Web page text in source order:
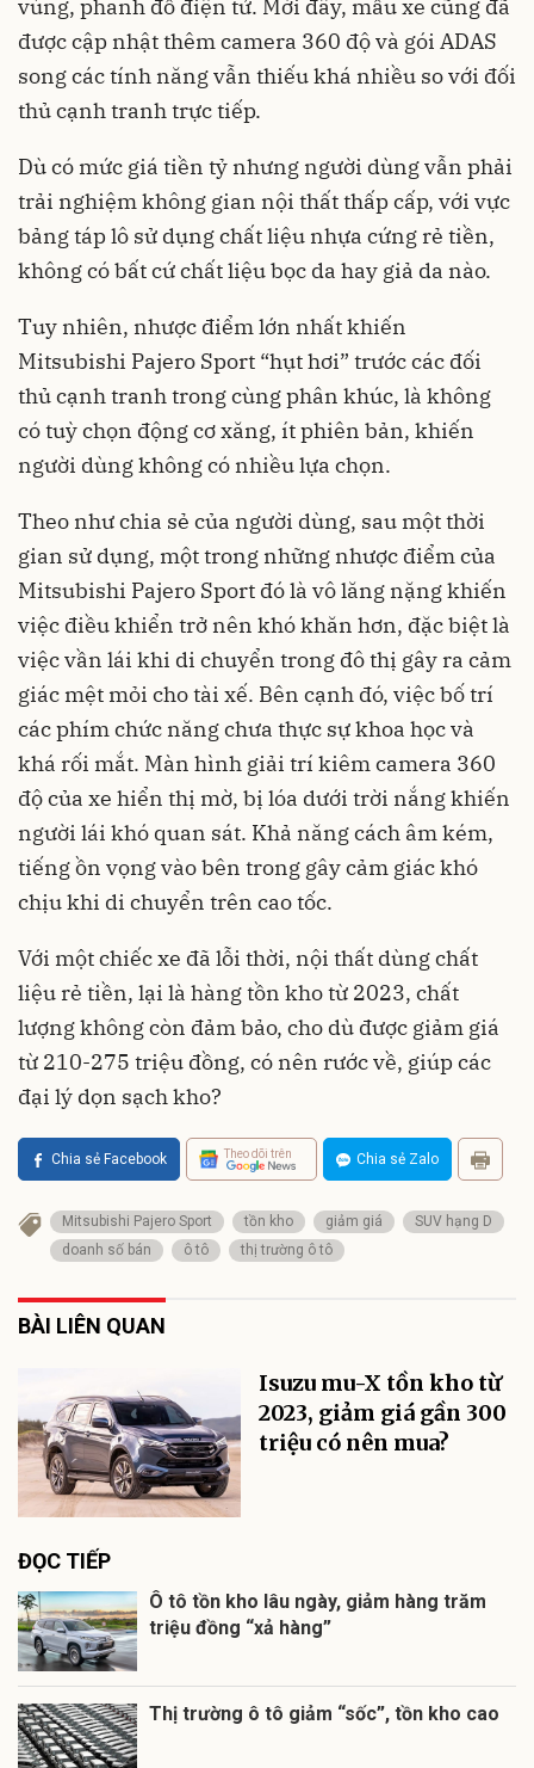
vùng, phanh đỗ điện tử. Mới đây, mẫu xe cũng đã
được cập nhật thêm camera 360 độ và gói ADAS
song các tính năng vẫn thiếu khá nhiều so với đối
thủ cạnh tranh trực tiếp.
Dù có mức giá tiền tỷ nhưng người dùng vẫn phải
trải nghiệm không gian nội thất thấp cấp, với vực
bảng táp lô sử dụng chất liệu nhựa cứng rẻ tiền,
không có bất cứ chất liệu bọc da hay giả da nào.
Tuy nhiên, nhược điểm lớn nhất khiến
Mitsubishi Pajero Sport “hụt hơi” trước các đối
thủ cạnh tranh trong cùng phân khúc, là không
có tuỳ chọn động cơ xăng, ít phiên bản, khiến
người dùng không có nhiều lựa chọn.
Theo như chia sẻ của người dùng, sau một thời
gian sử dụng, một trong những nhược điểm của
Mitsubishi Pajero Sport đó là vô lăng nặng khiến
việc điều khiển trở nên khó khăn hơn, đặc biệt là
việc vần lái khi di chuyển trong đô thị gây ra cảm
giác mệt mỏi cho tài xế. Bên cạnh đó, việc bố trí
các phím chức năng chưa thực sự khoa học và
khá rối mắt. Màn hình giải trí kiêm camera 360
độ của xe hiển thị mờ, bị lóa dưới trời nắng khiến
người lái khó quan sát. Khả năng cách âm kém,
tiếng ồn vọng vào bên trong gây cảm giác khó
chịu khi di chuyển trên cao tốc.
Với một chiếc xe đã lỗi thời, nội thất dùng chất
liệu rẻ tiền, lại là hàng tồn kho từ 2023, chất
lượng không còn đảm bảo, cho dù được giảm giá
từ 210-275 triệu đồng, có nên rước về, giúp các
đại lý dọn sạch kho?
Chia sẻ Facebook Theo dõi trên Chia sẻ Zalo
Mitsubishi Pajero Sport tồn kho giảm giá
SUV hạng D
doanh số bán
ô tô thị trường ô tô
BÀI LIÊN QUAN
Isuzu mu-X tồn kho từ
2023, giảm giá gần 300
triệu có nên mua?
ĐỌC TIẾP
Ô tô tồn kho lâu ngày, giảm hàng trăm
triệu đồng “xả hàng”
Thị trường ô tô giảm “sốc”, tồn kho cao